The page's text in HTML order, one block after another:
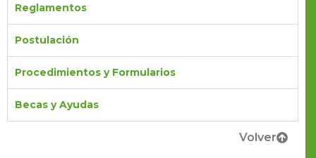
Reglamentos
Postulación
Procedimientos y Formularios
Becas y Ayudas
Volver